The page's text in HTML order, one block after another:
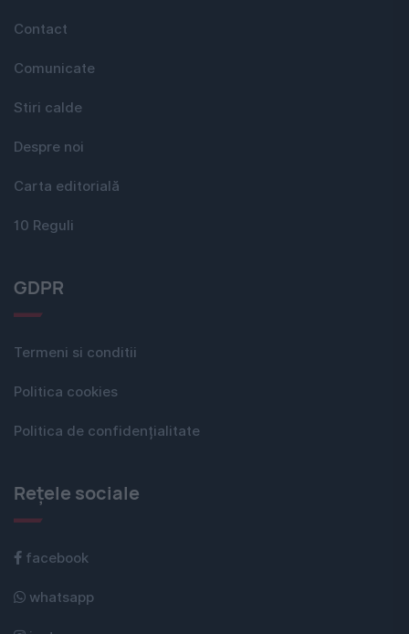
Contact
Comunicate
Stiri calde
Despre noi
Carta editorială
10 Reguli
GDPR
Termeni si conditii
Politica cookies
Politica de confidențialitate
Rețele sociale
facebook
whatsapp